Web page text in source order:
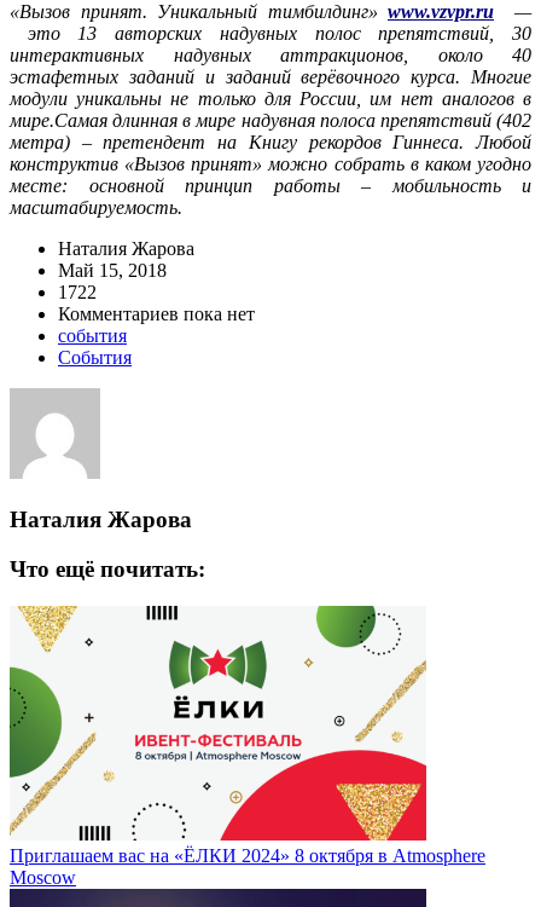
«Вызов принят. Уникальный тимбилдинг» www.vzvpr.ru —
это 13 авторских надувных полос препятствий, 30
интерактивных надувных аттракционов, около 40
эстафетных заданий и заданий верёвочного курса. Многие
модули уникальны не только для России, им нет аналогов в
мире.Самая длинная в мире надувная полоса препятствий (402
метра) – претендент на Книгу рекордов Гиннеса. Любой
конструктив «Вызов принят» можно собрать в каком угодно
месте: основной принцип работы – мобильность и
масштабируемость.
Наталия Жарова
Май 15, 2018
1722
Комментариев пока нет
события
События
Наталия Жарова
Что ещё почитать:
Приглашаем вас на «ЁЛКИ 2024» 8 октября в Atmosphere
Moscow